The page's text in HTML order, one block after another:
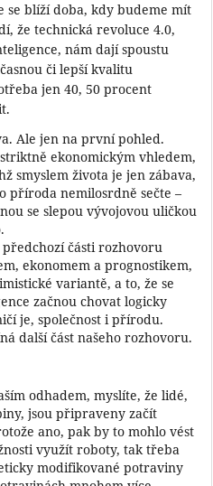
se blíží doba, kdy budeme mít
že technická revoluce 4.0,
nám dají spoustu
či lepší kvalitu
jen 40, 50 procent
Ale jen na první pohled.
ekonomickým vhledem,
smyslem života je jen zábava,
příroda nemilosrdně sečte –
se slepou vývojovou uličkou
části rozhovoru
ekonomem a prognostikem,
variantě, a to, že se
začnou chovat logicky
je, společnost i přírodu.
další část našeho rozhovoru.
odhadem, myslíte, že lidé,
jsou připraveny začít
ano, pak by to mohlo vést
využít roboty, tak třeba
modifikované potraviny